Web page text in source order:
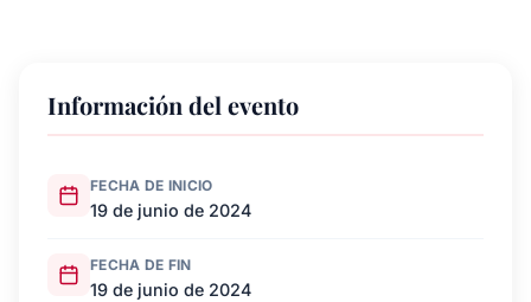
Información del evento
FECHA DE INICIO
19 de junio de 2024
FECHA DE FIN
19 de junio de 2024